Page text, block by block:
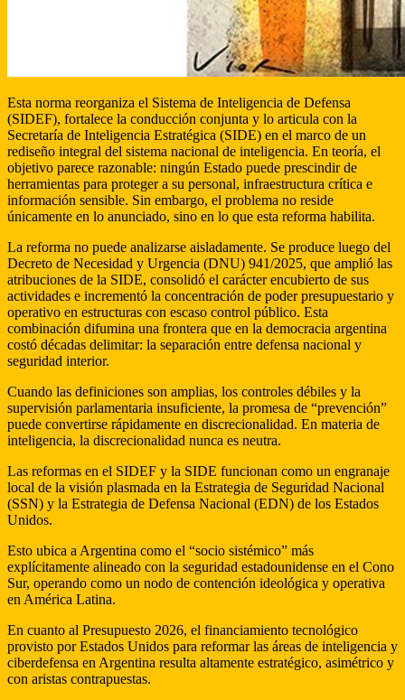
Esta norma reorganiza el Sistema de Inteligencia de Defensa
(SIDEF), fortalece la conducción conjunta y lo articula con la
Secretaría de Inteligencia Estratégica (SIDE) en el marco de un
rediseño integral del sistema nacional de inteligencia. En teoría, el
objetivo parece razonable: ningún Estado puede prescindir de
herramientas para proteger a su personal, infraestructura crítica e
información sensible. Sin embargo, el problema no reside
únicamente en lo anunciado, sino en lo que esta reforma habilita.
La reforma no puede analizarse aisladamente. Se produce luego del
Decreto de Necesidad y Urgencia (DNU) 941/2025, que amplió las
atribuciones de la SIDE, consolidó el carácter encubierto de sus
actividades e incrementó la concentración de poder presupuestario y
operativo en estructuras con escaso control público. Esta
combinación difumina una frontera que en la democracia argentina
costó décadas delimitar: la separación entre defensa nacional y
seguridad interior.
Cuando las definiciones son amplias, los controles débiles y la
supervisión parlamentaria insuficiente, la promesa de “prevención”
puede convertirse rápidamente en discrecionalidad. En materia de
inteligencia, la discrecionalidad nunca es neutra.
Las reformas en el SIDEF y la SIDE funcionan como un engranaje
local de la visión plasmada en la Estrategia de Seguridad Nacional
(SSN) y la Estrategia de Defensa Nacional (EDN) de los Estados
Unidos.
Esto ubica a Argentina como el “socio sistémico” más
explícitamente alineado con la seguridad estadounidense en el Cono
Sur, operando como un nodo de contención ideológica y operativa
en América Latina.
En cuanto al Presupuesto 2026, el financiamiento tecnológico
provisto por Estados Unidos para reformar las áreas de inteligencia y
ciberdefensa en Argentina resulta altamente estratégico, asimétrico y
con aristas contrapuestas.